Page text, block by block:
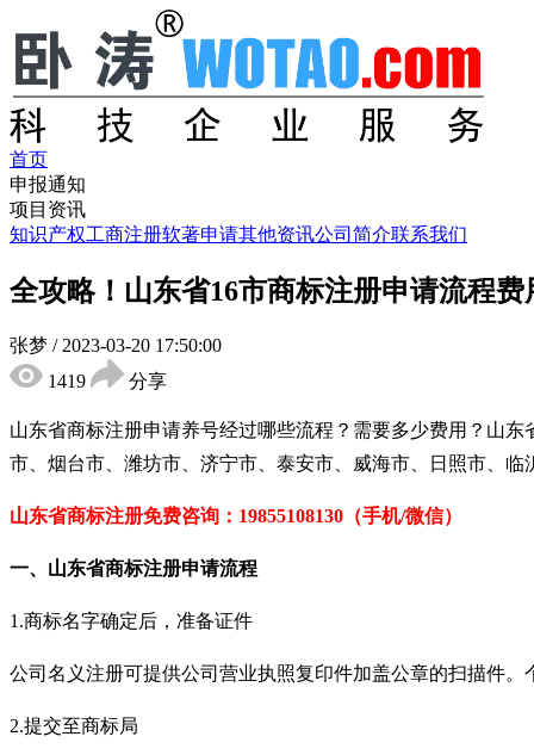
首页
申报通知
项目资讯
知识产权工商注册软著申请其他资讯公司简介联系我们
全攻略！山东省16市商标注册申请流程
张梦 / 2023-03-20 17:50:00
1419
分享
山东省商标注册申请养号经过哪些流程？需要多少费用？山
市、烟台市、潍坊市、济宁市、泰安市、威海市、日照市、
山东省商标注册免费咨询： 19855108130 （手机/微信）
一、 山东省商标注册申请流程
1.商标名字确定后，准备证件
公司名义注册可提供公司营业执照复印件加盖公章的扫描件。
2.提交至商标局